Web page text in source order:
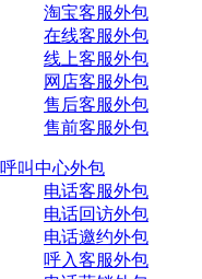
淘宝客服外包
在线客服外包
线上客服外包
网店客服外包
售后客服外包
售前客服外包
呼叫中心外包
电话客服外包
电话回访外包
电话邀约外包
呼入客服外包